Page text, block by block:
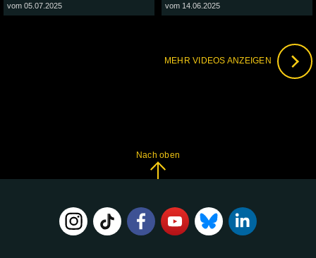
vom 05.07.2025 vom 14.06.2025
MEHR VIDEOS ANZEIGEN
Nach oben